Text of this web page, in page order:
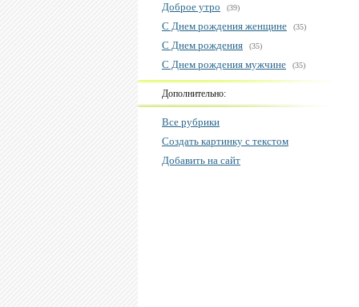
Доброе утро (39)
С Днем рождения женщине (35)
С Днем рождения (35)
С Днем рождения мужчине (35)
Дополнительно:
Все рубрики
Создать картинку с текстом
Добавить на сайт